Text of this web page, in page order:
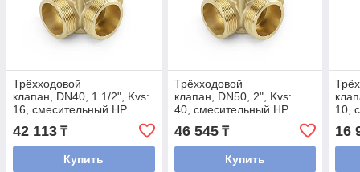
Трёхходовой
клапан, DN40, 1 1/2", Kvs:
16, смесительный НР
42 113 ₸
Купить
Трёхходовой
клапан, DN50, 2", Kvs:
40, смесительный НР
46 545₸
Купить
10,
16